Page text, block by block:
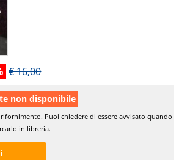
€ 16,00
non disponibile
Puoi chiedere di essere avvisato quando
in libreria.